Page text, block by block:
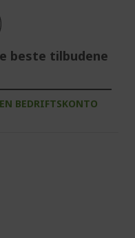
beste tilbudene
BEDRIFTSKONTO